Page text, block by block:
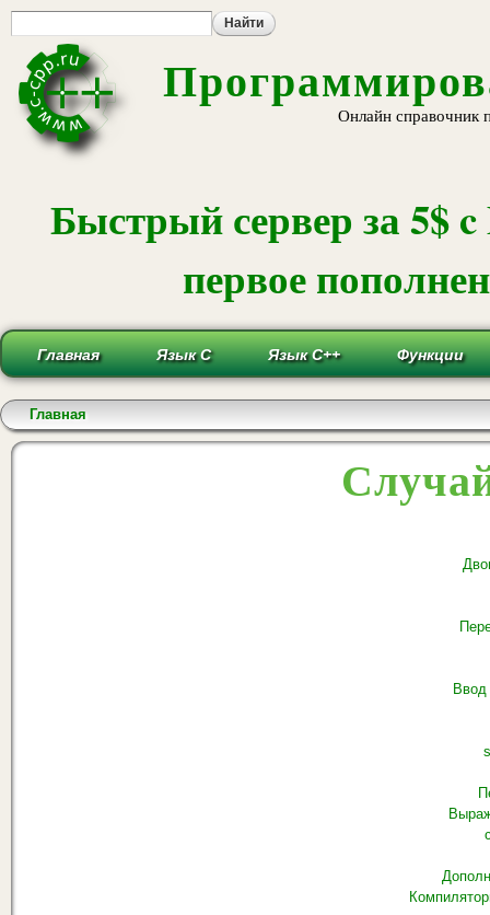
Онлайн справочник
Быстрый сервер за 5$
первое
Главная Язык С Язык С++ Функции
Вы здесь
Главная
Ввод